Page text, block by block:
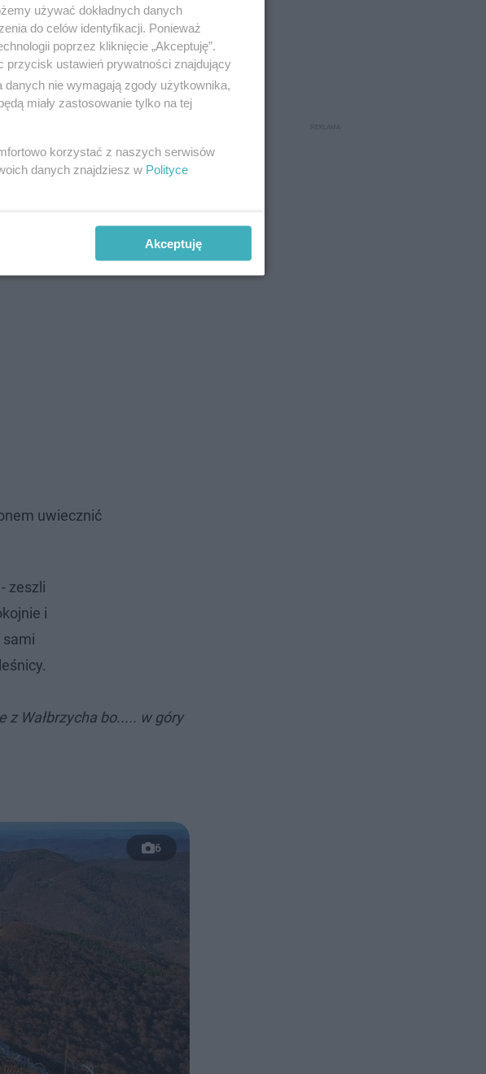
uwiecznić
zeszli
i
sami
z Wałbrzycha bo..... w góry
6
używać dokładnych danych
do celów identyfikacji. Ponieważ
poprzez kliknięcie „Akceptuję”.
przycisk ustawień prywatności znajdujący
danych nie wymagają zgody użytkownika,
miały zastosowanie tylko na tej
korzystać z naszych serwisów
danych znajdziesz w Polityce
Akceptuję